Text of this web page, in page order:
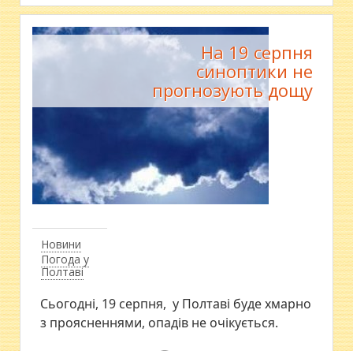
Новини
Погода у
Полтаві
На 19 серпня
синоптики не
прогнозують дощу
Сьогодні, 19 серпня, у Полтаві буде хмарно
з проясненнями, опадів не очікується.